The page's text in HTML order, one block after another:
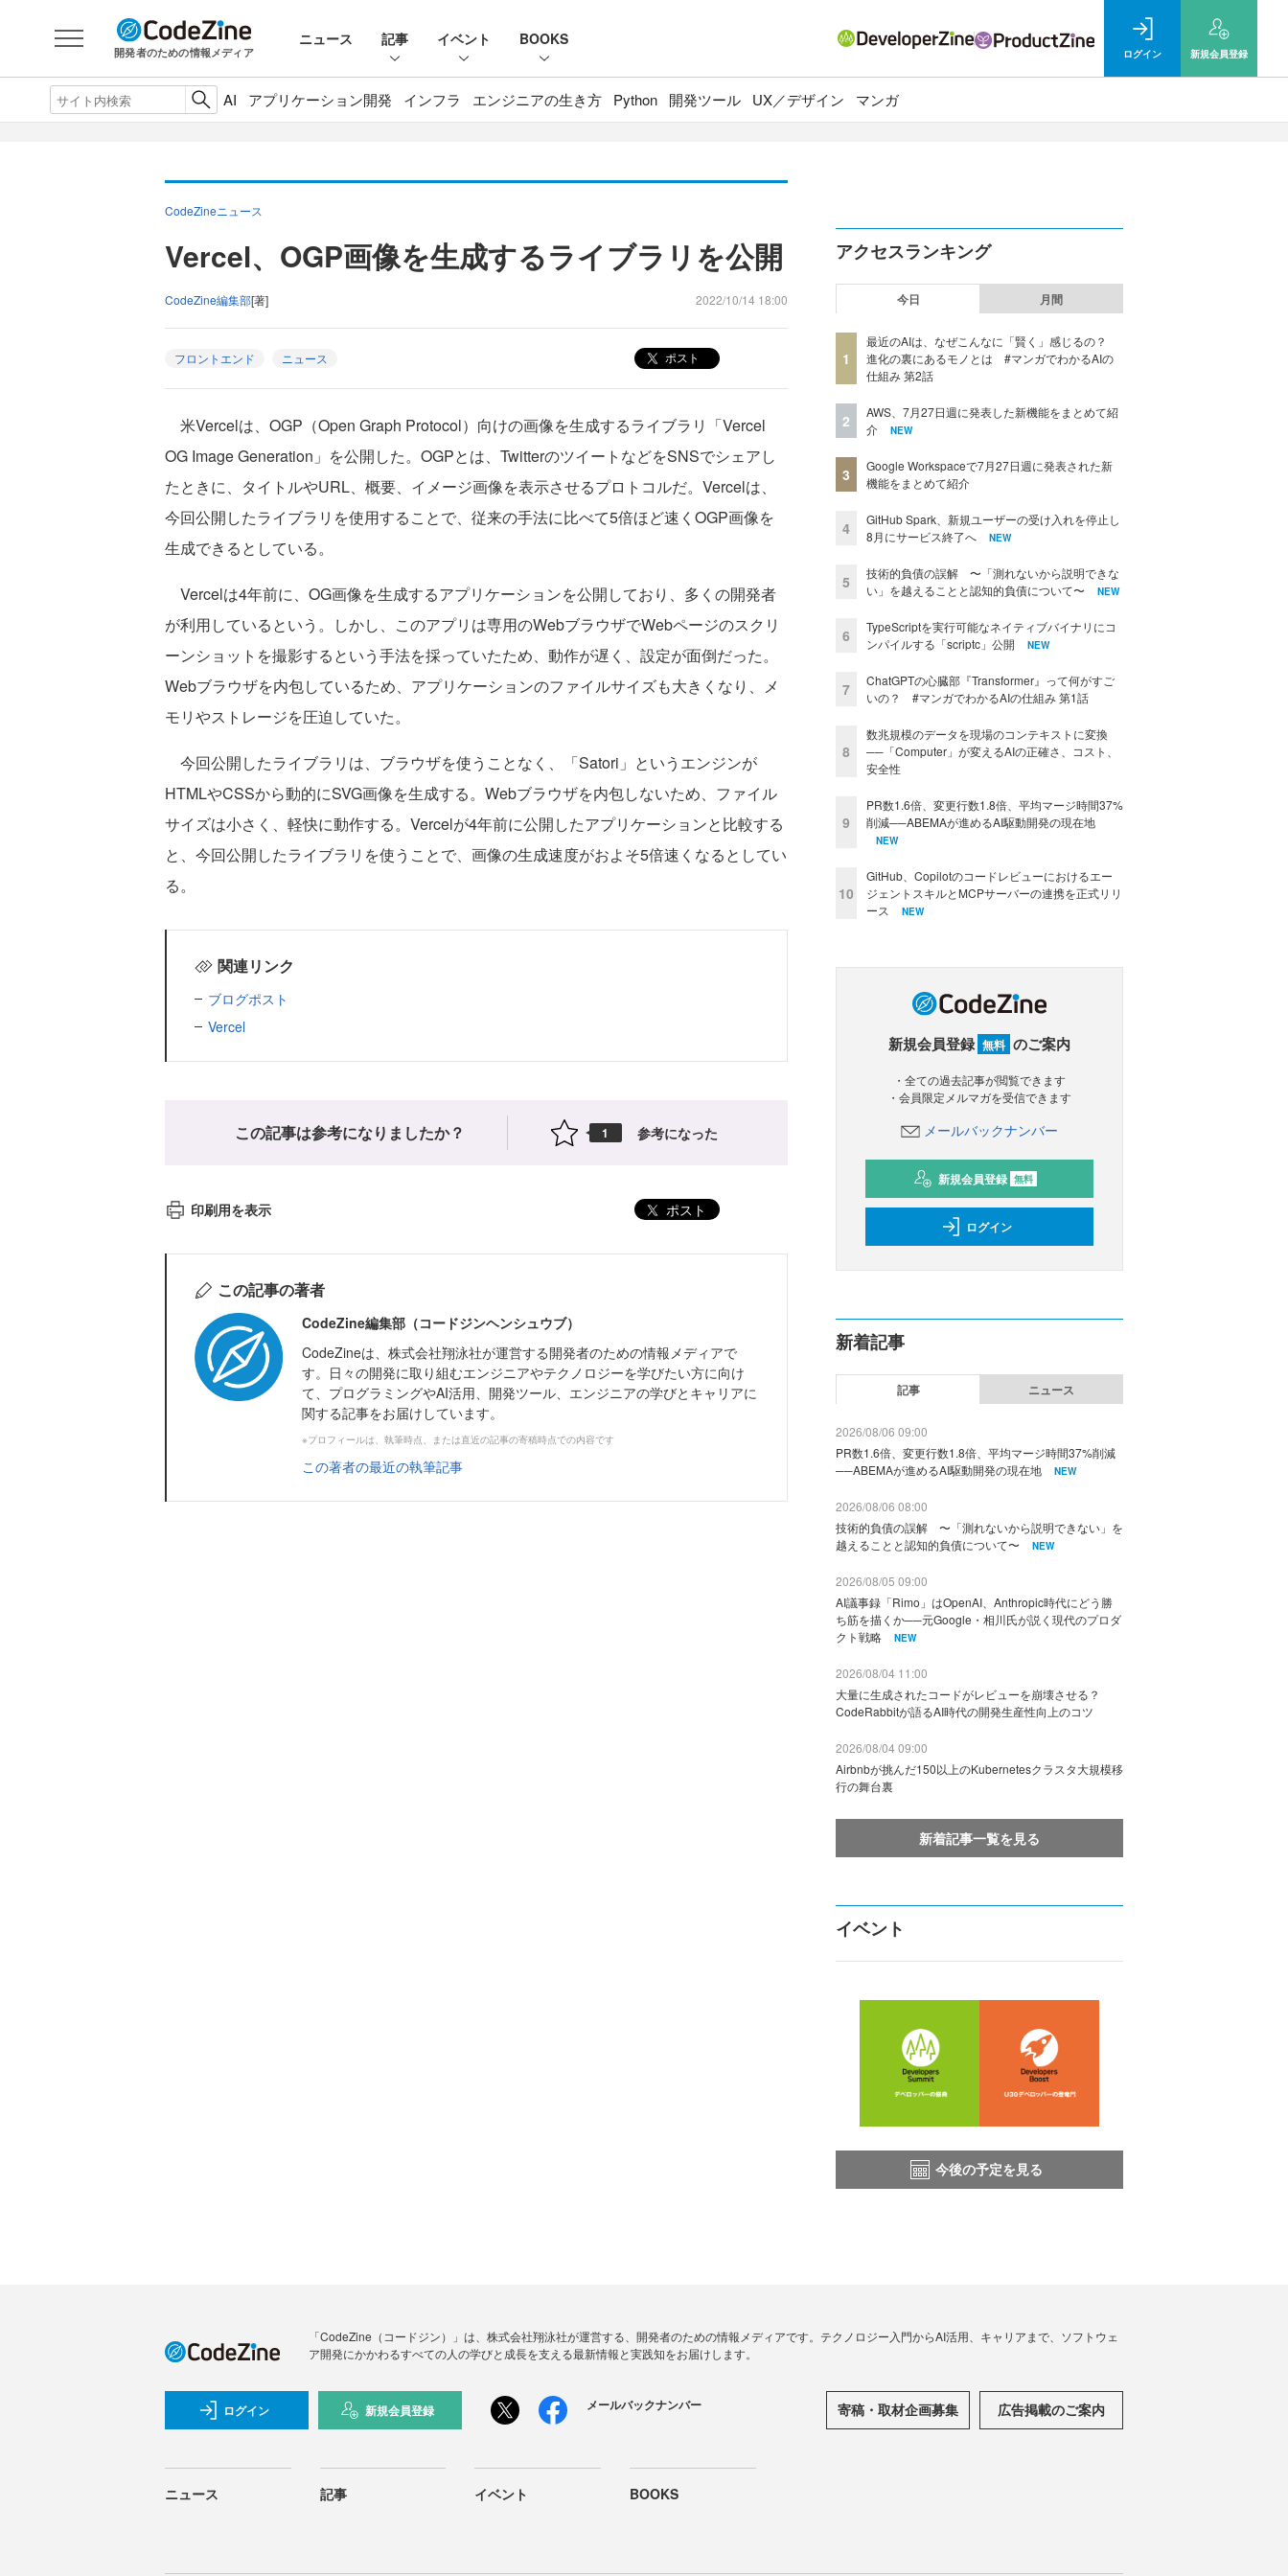
開発者のための情報メディア
ニュース 記事 イベント BOOKS
ログイン 新規会員登録
AI アプリケーション開発 インフラ エンジニアの生き方 Python 開発ツール UX／デザイン マンガ
CodeZineニュース
Vercel、OGP画像を生成するライブラリを公開
CodeZine編集部[著] 2022/10/14 18:00
フロントエンド ニュース ポスト
米Vercelは、OGP（Open Graph Protocol）向けの画像を生成するライブラリ「Vercel
OG Image Generation」を公開した。OGPとは、TwitterのツイートなどをSNSでシェアし
たときに、タイトルやURL、概要、イメージ画像を表示させるプロトコルだ。Vercelは、
今回公開したライブラリを使用することで、従来の手法に比べて5倍ほど速くOGP画像を
生成できるとしている。
Vercelは4年前に、OG画像を生成するアプリケーションを公開しており、多くの開発者
が利用しているという。しかし、このアプリは専用のWebブラウザでWebページのスクリ
ーンショットを撮影するという手法を採っていたため、動作が遅く、設定が面倒だった。
Webブラウザを内包しているため、アプリケーションのファイルサイズも大きくなり、メ
モリやストレージを圧迫していた。
今回公開したライブラリは、ブラウザを使うことなく、「Satori」というエンジンが
HTMLやCSSから動的にSVG画像を生成する。Webブラウザを内包しないため、ファイル
サイズは小さく、軽快に動作する。Vercelが4年前に公開したアプリケーションと比較する
と、今回公開したライブラリを使うことで、画像の生成速度がおよそ5倍速くなるとしてい
る。
関連リンク
ブログポスト
Vercel
この記事は参考になりましたか？ 1 参考になった
印刷用を表示 ポスト
この記事の著者
CodeZine編集部（コードジンヘンシュウブ）
CodeZineは、株式会社翔泳社が運営する開発者のための情報メディアで
す。日々の開発に取り組むエンジニアやテクノロジーを学びたい方に向け
て、プログラミングやAI活用、開発ツール、エンジニアの学びとキャリアに
関する記事をお届けしています。
※プロフィールは、執筆時点、または直近の記事の寄稿時点での内容です
この著者の最近の執筆記事
アクセスランキング
今日 月間
1
最近のAIは、なぜこんなに「賢く」感じるの？
進化の裏にあるモノとは #マンガでわかるAIの
仕組み 第2話
2
AWS、7月27日週に発表した新機能をまとめて紹
介
NEW
3
Google Workspaceで7月27日週に発表された新
機能をまとめて紹介
4
GitHub Spark、新規ユーザーの受け入れを停止し
8月にサービス終了へ
NEW
5
技術的負債の誤解 〜「測れないから説明できな
い」を越えることと認知的負債について〜
NEW
6
TypeScriptを実行可能なネイティブバイナリにコ
ンパイルする「scriptc」公開
NEW
7
ChatGPTの心臓部『Transformer』って何がすご
いの？ #マンガでわかるAIの仕組み 第1話
8
数兆規模のデータを現場のコンテキストに変換
──「Computer」が変えるAIの正確さ、コスト、
安全性
9
PR数1.6倍、変更行数1.8倍、平均マージ時間37%
削減──ABEMAが進めるAI駆動開発の現在地
NEW
10
GitHub、Copilotのコードレビューにおけるエー
ジェントスキルとMCPサーバーの連携を正式リリ
ース
NEW
新規会員登録 無料 のご案内
・全ての過去記事が閲覧できます
・会員限定メルマガを受信できます
メールバックナンバー
新規会員登録 無料
ログイン
新着記事
記事 ニュース
2026/08/06 09:00
PR数1.6倍、変更行数1.8倍、平均マージ時間37%削減
──ABEMAが進めるAI駆動開発の現在地
NEW
2026/08/06 08:00
技術的負債の誤解 〜「測れないから説明できない」を
越えることと認知的負債について〜
NEW
2026/08/05 09:00
AI議事録「Rimo」はOpenAI、Anthropic時代にどう勝
ち筋を描くか──元Google・相川氏が説く現代のプロダ
クト戦略
NEW
2026/08/04 11:00
大量に生成されたコードがレビューを崩壊させる？
CodeRabbitが語るAI時代の開発生産性向上のコツ
2026/08/04 09:00
Airbnbが挑んだ150以上のKubernetesクラスタ大規模移
行の舞台裏
新着記事一覧を見る
イベント
今後の予定を見る
「CodeZine（コードジン）」は、株式会社翔泳社が運営する、開発者のための情報メディアです。テクノロジー入門からAI活用、キャリアまで、ソフトウェ
ア開発にかかわるすべての人の学びと成長を支える最新情報と実践知をお届けします。
ログイン 新規会員登録 メールバックナンバー 寄稿・取材企画募集 広告掲載のご案内
ニュース 記事 イベント BOOKS